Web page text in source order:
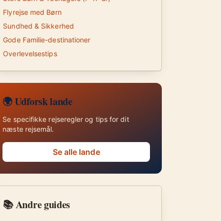
Flyrejse med Børn
Sundhed & Sikkerhed
Gode Familie-destinationer
Overlevelsestips
🌍 Udforsk lande
Se specifikke rejseregler og tips for dit
næste rejsemål.
Se alle lande
📚 Andre guides